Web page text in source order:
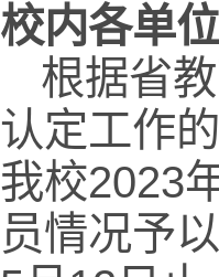
校内各单位
根据省
认定工作
我校2023
员情况予